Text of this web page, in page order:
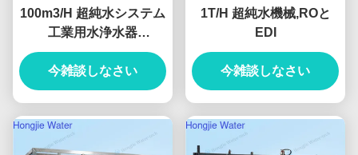
100m3/H 超純水システム
工業用水浄水器
UF+RO+EDI ユニット付
き
今雑談しなさい
1T/H 超純水機械,ROと
EDI
今雑談しなさい